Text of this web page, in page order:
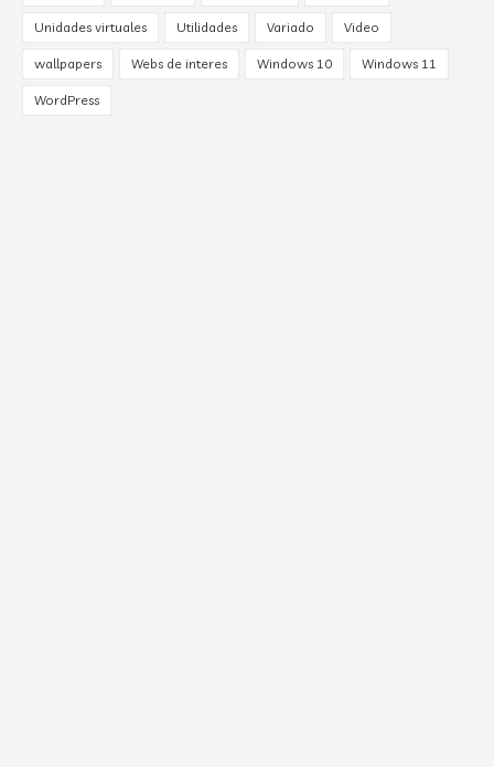
Unidades virtuales Utilidades Variado Video
wallpapers Webs de interes Windows 10 Windows 11
WordPress